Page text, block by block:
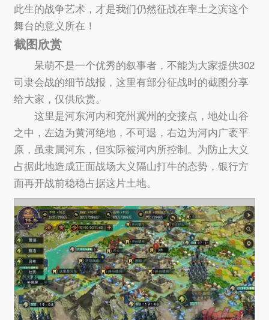
此生的战争艺术，才是我们仍然征战在率土之滨这个
舞台的意义所在！
截图欣赏
呆萌不是一个优秀的叙事者，不能为大家提供302
司隶会战的细节战报，这里有部分征战时的截图分享
给大家，仅供欣赏。
这里是河东河内和兖州冀州的交接点，地处山谷
之中，左边为黄河绝地，不可退，右边为河内广袤平
原，虽隶属河东，但实际被河内所控制。为防止大义
占据此地造成正面战场大义隔山打牛的态势，银行方
面再开战前稳稳占据这片土地。